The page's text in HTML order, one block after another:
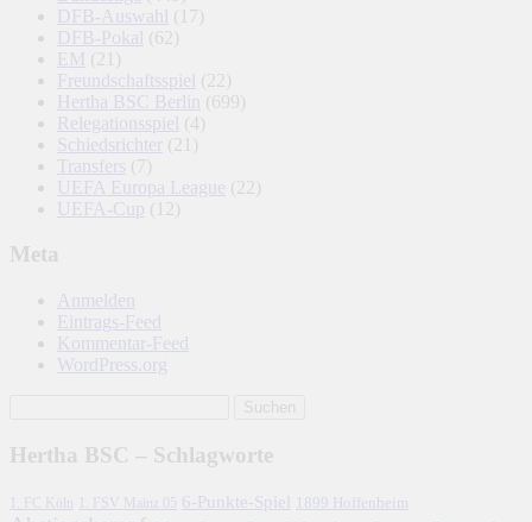
DFB-Auswahl
(17)
DFB-Pokal (62)
EM (21)
Freundschaftsspiel (22)
Hertha BSC Berlin
(699)
Relegationsspiel (4)
Schiedsrichter
(21)
Transfers (7)
UEFA Europa League (22)
UEFA-Cup (12)
Meta
Anmelden
Eintrags-Feed
Kommentar-Feed
WordPress.org
Hertha BSC – Schlagworte
1. FC Köln 1. FSV Mainz 05 6-Punkte-Spiel 1899 Hoffenheim